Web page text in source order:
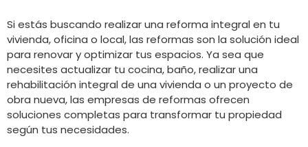
Si estás buscando realizar una reforma integral en tu
vivienda, oficina o local, las reformas son la solución ideal
para renovar y optimizar tus espacios. Ya sea que
necesites actualizar tu cocina, baño, realizar una
rehabilitación integral de una vivienda o un proyecto de
obra nueva, las empresas de reformas ofrecen
soluciones completas para transformar tu propiedad
según tus necesidades.